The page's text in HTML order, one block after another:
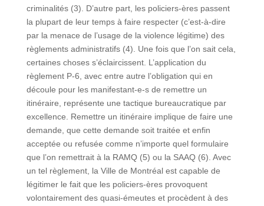
criminalités (3). D’autre part, les policiers-ères passent
la plupart de leur temps à faire respecter (c’est-à-dire
par la menace de l’usage de la violence légitime) des
règlements administratifs (4). Une fois que l’on sait cela,
certaines choses s’éclaircissent. L’application du
règlement P-6, avec entre autre l’obligation qui en
découle pour les manifestant-e-s de remettre un
itinéraire, représente une tactique bureaucratique par
excellence. Remettre un itinéraire implique de faire une
demande, que cette demande soit traitée et enfin
acceptée ou refusée comme n’importe quel formulaire
que l’on remettrait à la RAMQ (5) ou la SAAQ (6). Avec
un tel règlement, la Ville de Montréal est capable de
légitimer le fait que les policiers-ères provoquent
volontairement des quasi-émeutes et procèdent à des